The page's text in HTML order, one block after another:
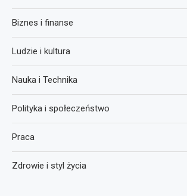
Biznes i finanse
Ludzie i kultura
Nauka i Technika
Polityka i społeczeństwo
Praca
Zdrowie i styl życia